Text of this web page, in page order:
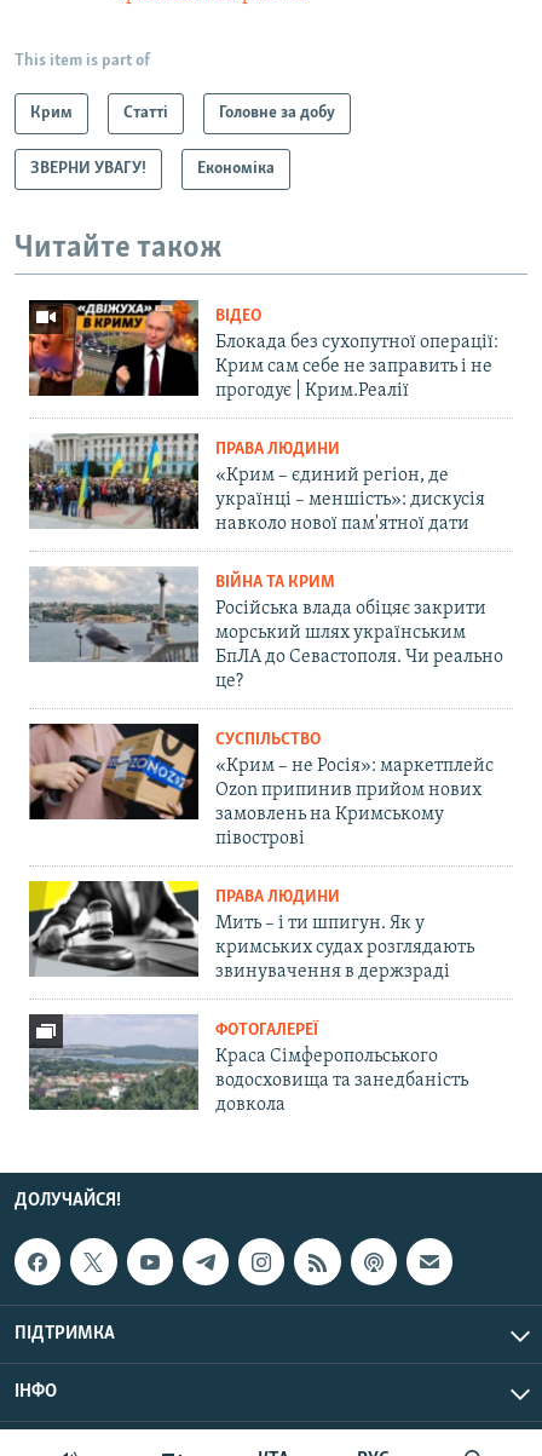
This item is part of
Крим Статті Головне за добу
ЗВЕРНИ УВАГУ! Економіка
Читайте також
ВІДЕО
Блокада без сухопутної операції:
Крим сам себе не заправить і не
прогодує | Крим.Реалії
ПРАВА ЛЮДИНИ
«Крим – єдиний регіон, де
українці – меншість»: дискусія
навколо нової пам'ятної дати
ВІЙНА ТА КРИМ
Російська влада обіцяє закрити
морський шлях українським
БпЛА до Севастополя. Чи реально
це?
СУСПІЛЬСТВО
«Крим – не Росія»: маркетплейс
Ozon припинив прийом нових
замовлень на Кримському
півострові
ПРАВА ЛЮДИНИ
Мить – і ти шпигун. Як у
кримських судах розглядають
звинувачення в держзраді
ФОТОГАЛЕРЕЇ
Краса Сімферопольського
водосховища та занедбаність
довкола
ДОЛУЧАЙСЯ!
ПІДТРИМКА
ІНФО